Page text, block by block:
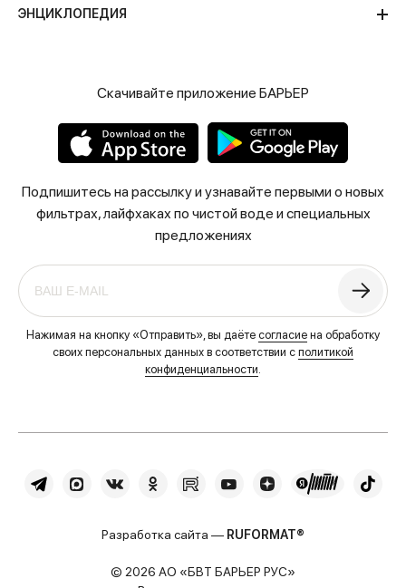
ЭНЦИКЛОПЕДИЯ
Скачивайте приложение БАРЬЕР
Подпишитесь на рассылку и узнавайте первыми о новых
фильтрах, лайфхаках по чистой воде и специальных
предложениях
Нажимая на кнопку «Отправить», вы даёте согласие на обработку
своих персональных данных в соответствии с политикой
конфиденциальности.
Разработка сайта — RUFORMAT®
© 2026 АО «БВТ БАРЬЕР РУС»